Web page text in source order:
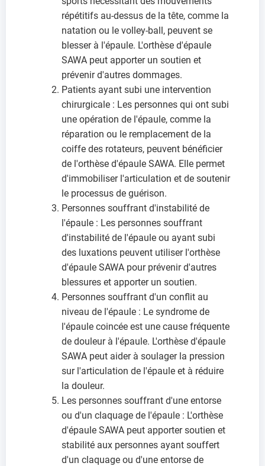
répétitifs au-dessus de la tête, comme la
natation ou le volley-ball, peuvent se
blesser à l'épaule. L'orthèse d'épaule
SAWA peut apporter un soutien et
prévenir d'autres dommages.
Patients ayant subi une intervention
chirurgicale : Les personnes qui ont subi
une opération de l'épaule, comme la
réparation ou le remplacement de la
coiffe des rotateurs, peuvent bénéficier
de l'orthèse d'épaule SAWA. Elle permet
d'immobiliser l'articulation et de soutenir
le processus de guérison.
Personnes souffrant d'instabilité de
l'épaule : Les personnes souffrant
d'instabilité de l'épaule ou ayant subi
des luxations peuvent utiliser l'orthèse
d'épaule SAWA pour prévenir d'autres
blessures et apporter un soutien.
Personnes souffrant d'un conflit au
niveau de l'épaule : Le syndrome de
l'épaule coincée est une cause fréquente
de douleur à l'épaule. L'orthèse d'épaule
SAWA peut aider à soulager la pression
sur l'articulation de l'épaule et à réduire
la douleur.
Les personnes souffrant d'une entorse
ou d'un claquage de l'épaule : L'orthèse
d'épaule SAWA peut apporter soutien et
stabilité aux personnes ayant souffert
d'un claquage ou d'une entorse de